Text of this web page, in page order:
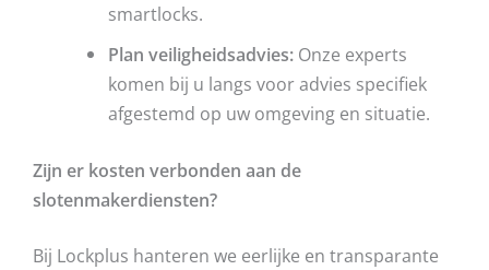
smartlocks.
Plan veiligheidsadvies: Onze experts
komen bij u langs voor advies specifiek
afgestemd op uw omgeving en situatie.
Zijn er kosten verbonden aan de
slotenmakerdiensten?
Bij Lockplus hanteren we eerlijke en transparante